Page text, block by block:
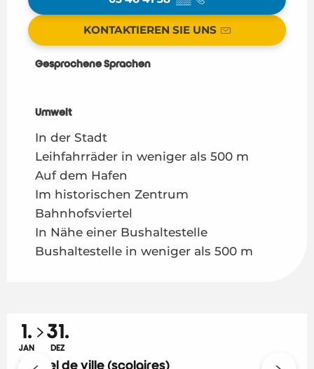
KONTAKTIEREN SIE UNS
Gesprochene Sprachen
Gesprochene Sprachen
Umwelt
Umwelt
In der Stadt
Leihfahrräder in weniger als 500 m
Auf dem Hafen
Im historischen Zentrum
Bahnhofsviertel
In Nähe einer Bushaltestelle
Bushaltestelle in weniger als 500 m
1.
JAN
31.
DEZ
L'hôtel de ville (scolaires)